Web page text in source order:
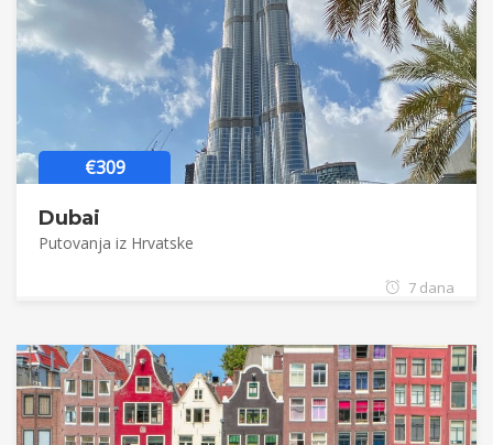
€309
Dubai
Putovanja iz Hrvatske
7 dana